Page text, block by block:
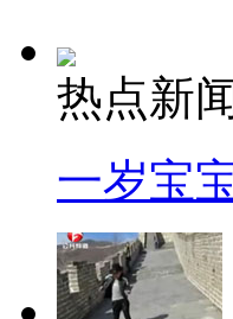
热点新
一岁宝